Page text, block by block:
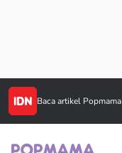
Baca artikel Popmama